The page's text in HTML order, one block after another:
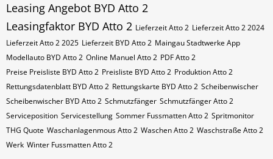
Leasing Angebot BYD Atto 2
Leasingfaktor BYD Atto 2 Lieferzeit Atto 2 Lieferzeit Atto 2 2024
Lieferzeit Atto 2 2025 Lieferzeit BYD Atto 2 Maingau Stadtwerke App
Modellauto BYD Atto 2 Online Manuel Atto 2 PDF Atto 2
Preise Preisliste BYD Atto 2 Preisliste BYD Atto 2 Produktion Atto 2
Rettungsdatenblatt BYD Atto 2 Rettungskarte BYD Atto 2 Scheibenwischer
Scheibenwischer BYD​ Atto 2 Schmutzfänger Schmutzfänger Atto 2
Serviceposition Servicestellung Sommer Fussmatten Atto 2 Spritmonitor
THG Quote Waschanlagenmous Atto 2 Waschen Atto 2 Waschstraße Atto 2
Werk Winter Fussmatten Atto 2